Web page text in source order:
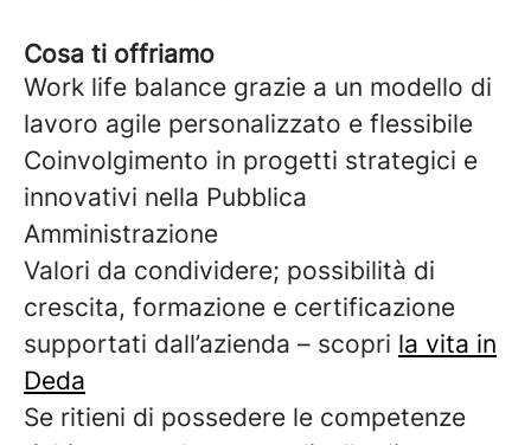
Cosa ti offriamo
Work life balance grazie a un modello di
lavoro agile personalizzato e flessibile
Coinvolgimento in progetti strategici e
innovativi nella Pubblica
Amministrazione
Valori da condividere; possibilità di
crescita, formazione e certificazione
supportati dall’azienda – scopri la vita in
Deda
Se ritieni di possedere le competenze